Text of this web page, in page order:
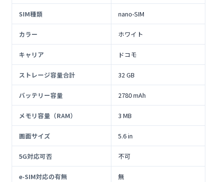
SIM種類 nano-SIM
カラー ホワイト
キャリア ドコモ
ストレージ容量合計 32 GB
バッテリー容量 2780 mAh
メモリ容量（RAM） 3 MB
画面サイズ 5.6 in
5G対応可否 不可
e-SIM対応の有無 無